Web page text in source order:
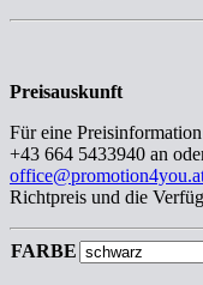
Preisauskunft
Für eine
+43 664 5433940 an
Richtpreis und die
FARBE